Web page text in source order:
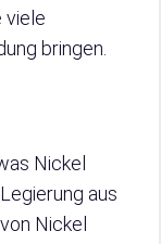
viele
bringen.
Nickel
aus
Nickel